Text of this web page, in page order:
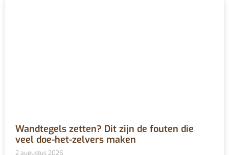
Wandtegels zetten? Dit zijn de fouten die
veel doe-het-zelvers maken
2 augustus 2026